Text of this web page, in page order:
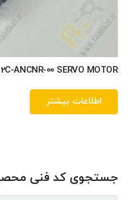
ANCNR-00 SERVO MOTOR
اطلاعات بیشتر
جستجوی کد فنی